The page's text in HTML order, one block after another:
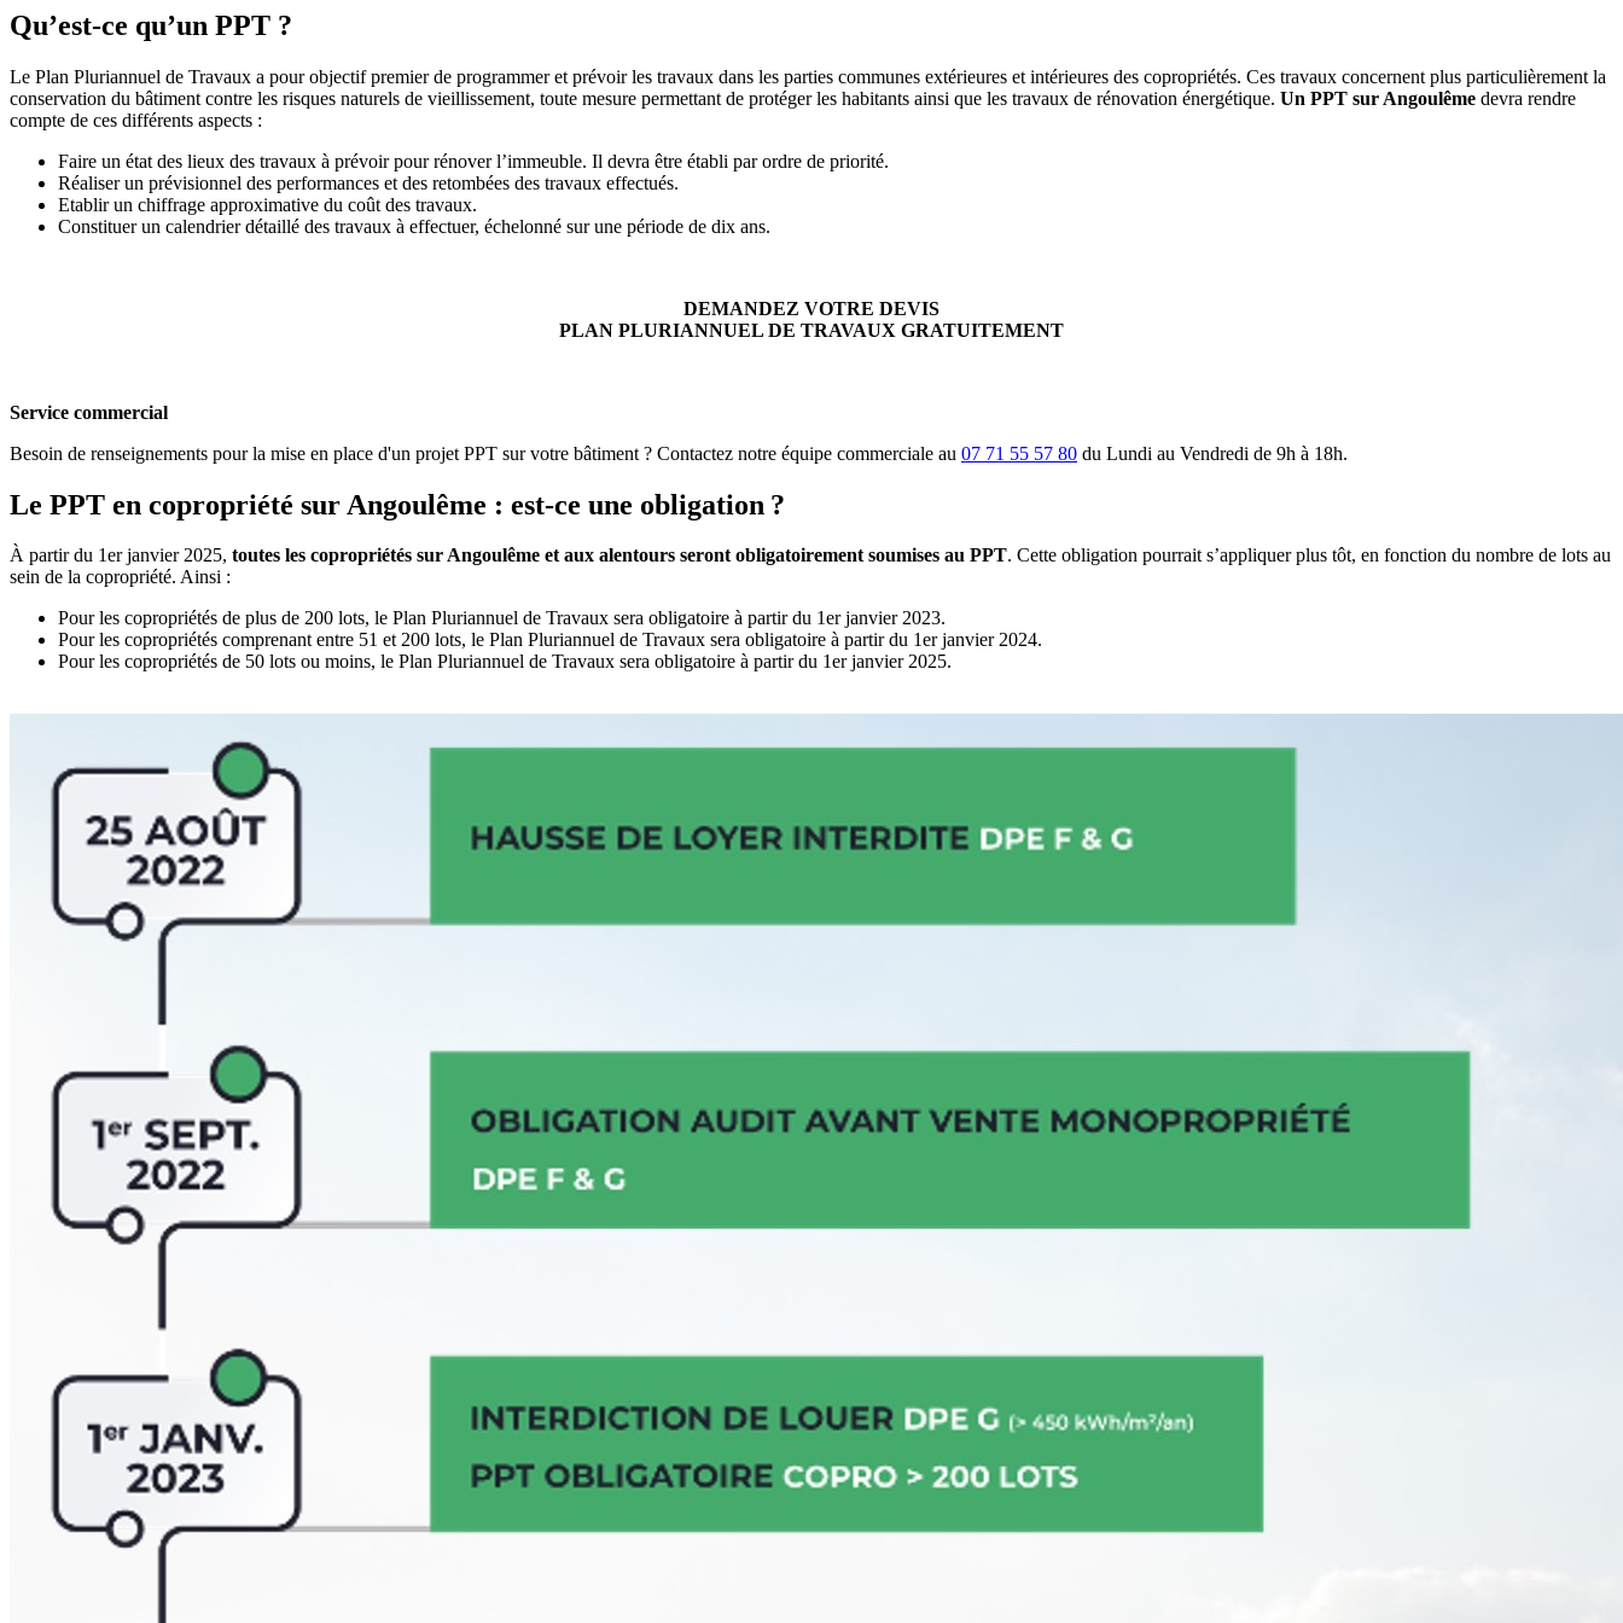
Qu’est-ce qu’un PPT ?
Le Plan Pluriannuel de Travaux a pour objectif premier de programmer et prévoir les travaux dans les parties communes extérieures et intérieures des copropriétés. Ces travaux concernent plus particulièrement la
conservation du bâtiment contre les risques naturels de vieillissement, toute mesure permettant de protéger les habitants ainsi que les travaux de rénovation énergétique. Un PPT sur Angoulême devra rendre
compte de ces différents aspects :
Faire un état des lieux des travaux à prévoir pour rénover l’immeuble. Il devra être établi par ordre de priorité.
Réaliser un prévisionnel des performances et des retombées des travaux effectués.
Etablir un chiffrage approximative du coût des travaux.
Constituer un calendrier détaillé des travaux à effectuer, échelonné sur une période de dix ans.
DEMANDEZ VOTRE DEVIS
PLAN PLURIANNUEL DE TRAVAUX GRATUITEMENT
Service commercial
Besoin de renseignements pour la mise en place d'un projet PPT sur votre bâtiment ? Contactez notre équipe commerciale au 07 71 55 57 80 du Lundi au Vendredi de 9h à 18h.
Le PPT en copropriété sur Angoulême : est-ce une obligation ?
À partir du 1er janvier 2025, toutes les copropriétés sur Angoulême et aux alentours seront obligatoirement soumises au PPT. Cette obligation pourrait s’appliquer plus tôt, en fonction du nombre de lots au
sein de la copropriété. Ainsi :
Pour les copropriétés de plus de 200 lots, le Plan Pluriannuel de Travaux sera obligatoire à partir du 1er janvier 2023.
Pour les copropriétés comprenant entre 51 et 200 lots, le Plan Pluriannuel de Travaux sera obligatoire à partir du 1er janvier 2024.
Pour les copropriétés de 50 lots ou moins, le Plan Pluriannuel de Travaux sera obligatoire à partir du 1er janvier 2025.